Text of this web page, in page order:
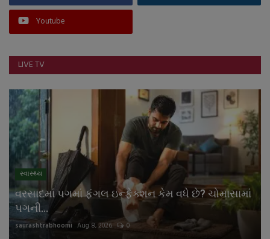
Support US
નાણાંકીય સમાચાર
સ્થાનિક સમાચાર
સ્પોર્ટ્સ
રાશિફળ
ગુનાખોરી
બોલિવૂડ
Youtube
LIVE TV
સ્વાસ્થ્ય
વરસાદમાં પગમાં ફંગલ ઇન્ફેક્શન કેમ વધે છે? ચોમાસામાં
પગની...
saurashtrabhoomi Aug 8, 2026 0